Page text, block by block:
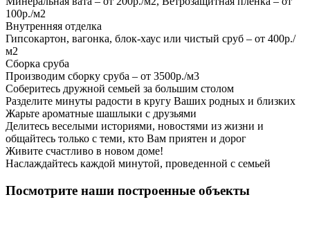
100р./м2
Внутренняя отделка
Гипсокартон, вагонка, блок-хаус или чистый сруб – от 400р./
м2
Сборка сруба
Производим сборку сруба – от 3500р./м3
Соберитесь дружной семьей за большим столом
Разделите минуты радости в кругу Ваших родных и близких
Жарьте ароматные шашлыки с друзьями
Делитесь веселыми историями, новостями из жизни и
общайтесь только с теми, кто Вам приятен и дорог
Живите счастливо в новом доме!
Наслаждайтесь каждой минутой, проведенной с семьей
Посмотрите наши построенные объекты